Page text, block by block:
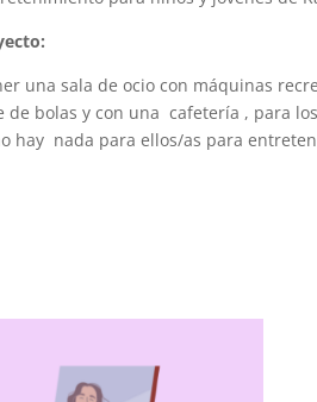
una sala de ocio con máquinas
de bolas y con una cafetería , para
hay nada para ellos/as para